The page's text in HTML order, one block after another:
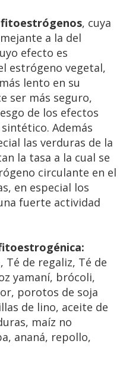
fitoestrógenos, cuya
a la del
efecto es
estrógeno vegetal,
lento en su
ser más seguro,
de los efectos
Además
las verduras de la
la tasa a la cual se
circulante en el
en especial los
fuerte actividad
Té de regaliz, Té de
yamaní, brócoli,
porotos de soja
de lino, aceite de
maíz no
ananá, repollo,